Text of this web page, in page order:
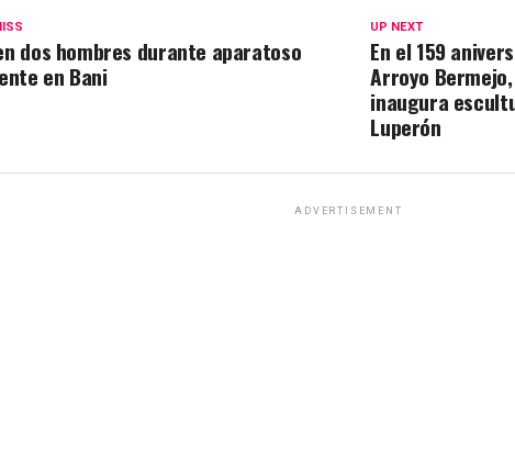
UP NEXT
En el 159
Arroyo
inaugura
Luperón
dos hombres durante aparatoso
en Bani
ADVERTISEMENT